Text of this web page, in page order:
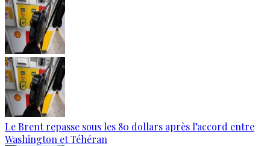
Le Brent repasse sous les 80 dollars après l’accord entre
Washington et Téhéran